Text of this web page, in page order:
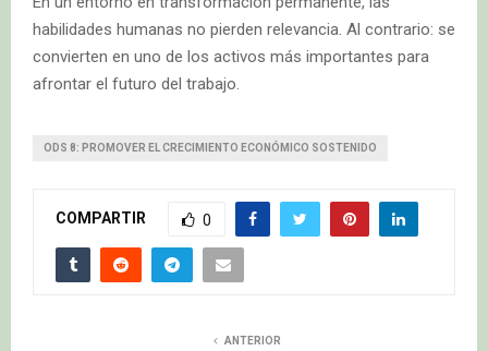
habilidades humanas no pierden relevancia. Al contrario: se
convierten en uno de los activos más importantes para
afrontar el futuro del trabajo.
ODS 8: PROMOVER EL CRECIMIENTO ECONÓMICO SOSTENIDO
COMPARTIR 0
ANTERIOR